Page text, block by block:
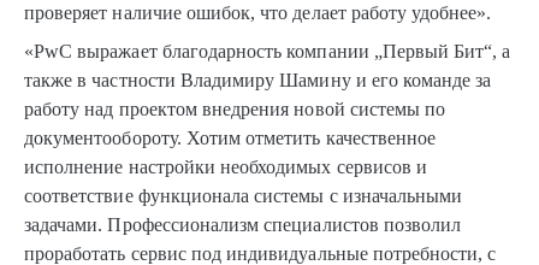
проверяет наличие ошибок, что делает работу удобнее».
«PwC выражает благодарность компании „Первый Бит“, а
также в частности Владимиру Шамину и его команде за
работу над проектом внедрения новой системы по
документообороту. Хотим отметить качественное
исполнение настройки необходимых сервисов и
соответствие функционала системы с изначальными
задачами. Профессионализм специалистов позволил
проработать сервис под индивидуальные потребности, с